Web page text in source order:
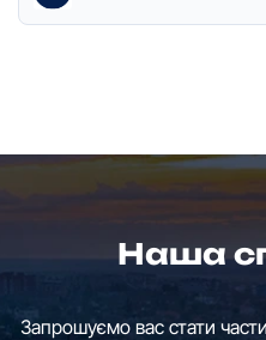
Наша
Запрошуємо вас стати